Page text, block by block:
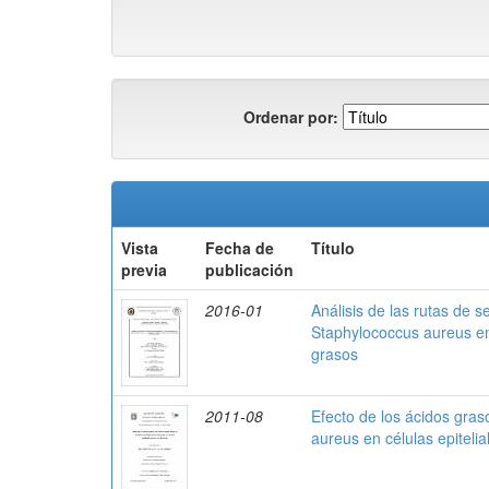
Ordenar por:
Vista
previa
Fecha de
publicación
Título
2016-01
Análisis de las rutas de
Staphylococcus aureus
grasos
2011-08
Efecto de los ácidos
aureus en células